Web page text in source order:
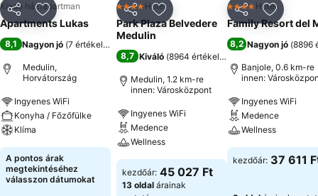
MegosztásHozzáadás a kedvencekhez
Kiadó ház/apartman
Apartments Lukas
8,1 Nagyon jó (7 értékelés
Medulin,
Horvátország
Ingyenes WiFi
Konyha / Főzőfülke
Klíma
A pontos árak
megtekintéséhez
válasszon dátumokat
MegosztásHozzáadás a kedvencekhez
4 Kategória
Hotel
Park Plaza Belvedere
Medulin
8,7 Kiváló (8964 értékelés
Medulin, 1.2 km-re
innen: Városközpont
Ingyenes WiFi
Medence
Wellness
kezdőár: 45 027 Ft
13 oldal árainak
Megosztás
4 Kategória
Hotel
Family Resort del
8,2 Nagyon jó (8896
Banjole, 0.6 km-re
innen:
Ingyenes WiFi
Medence
Wellness
kezdőár: 37 611